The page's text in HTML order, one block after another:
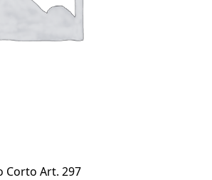
Corto Art. 297